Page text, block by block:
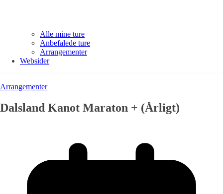
Alle mine ture
Anbefalede ture
Arrangementer
Websider
Arrangementer
Dalsland Kanot Maraton + (Årligt)